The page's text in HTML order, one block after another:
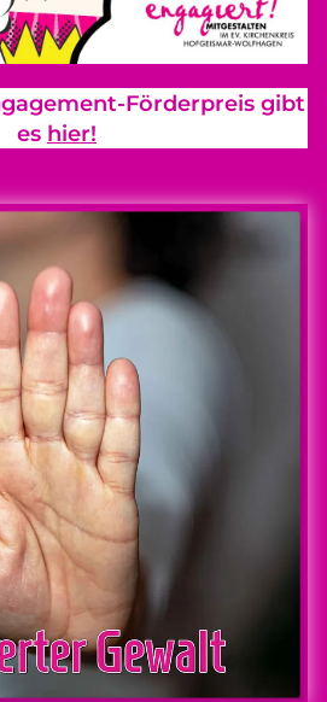
Förderpreis gibt
es hier!